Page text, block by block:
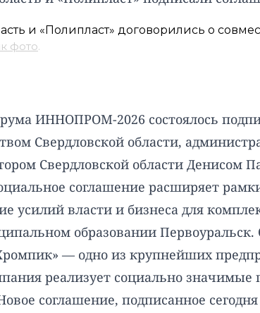
фото.
ИННОПРОМ-2026 состоялось
Свердловской области,
Свердловской области Денисом
соглашение расширяет
усилий власти и бизнеса для
образовании
— одно из крупнейших
реализует социально значимые
соглашение, подписанное